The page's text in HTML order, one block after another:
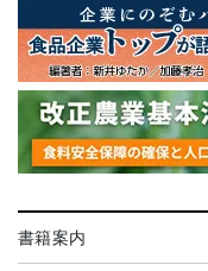
書籍案内